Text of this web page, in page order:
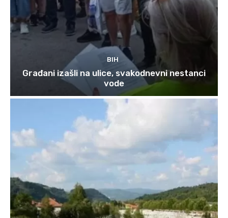
BIH
Građani izašli na ulice, svakodnevni nestanci
vode